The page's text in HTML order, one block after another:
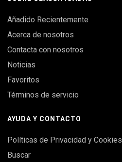
Añadido Recientemente
Acerca de nosotros
Contacta con nosotros
Noticias
Favoritos
Términos de servicio
AYUDA Y CONTACTO
Políticas de Privacidad y Cookies
Buscar